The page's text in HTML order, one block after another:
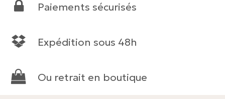
Paiements sécurisés
Expédition sous 48h
Ou retrait en boutique